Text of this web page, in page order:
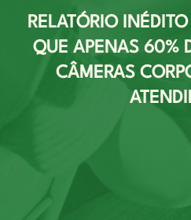
RELATÓRIO
QUE APENAS 60%
CÂMERAS